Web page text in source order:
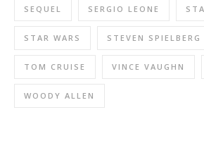
SEQUEL SERGIO LEONE
STAR WARS STEVEN SPIELBERG
TOM CRUISE VINCE VAUGHN
WOODY ALLEN